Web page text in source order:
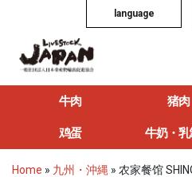
language
牛肉 猪肉
鸡蛋 牛奶・
Home » 九州・沖縄 » 农家餐馆